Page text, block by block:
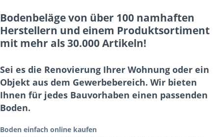
Bodenbeläge von über 100 namhaften
Herstellern und einem Produktsortiment
mit mehr als 30.000 Artikeln!
Sei es die Renovierung Ihrer Wohnung oder ein
Objekt aus dem Gewerbebereich. Wir bieten
Ihnen für jedes Bauvorhaben einen passenden
Boden.
Boden einfach online kaufen